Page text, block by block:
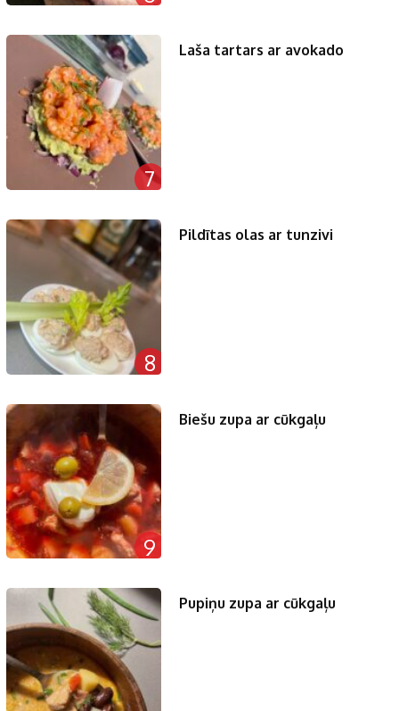
7
Laša tartars ar avokado
8
Pildītas olas ar tunzivi
9
Biešu zupa ar cūkgaļu
Pupiņu zupa ar cūkgaļu